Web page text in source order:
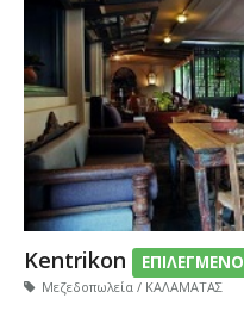
Kentrikon ΕΠΙΛΕΓΜΕΝΟ
Μεζεδοπωλεία / ΚΑΛΑΜΑΤΑΣ